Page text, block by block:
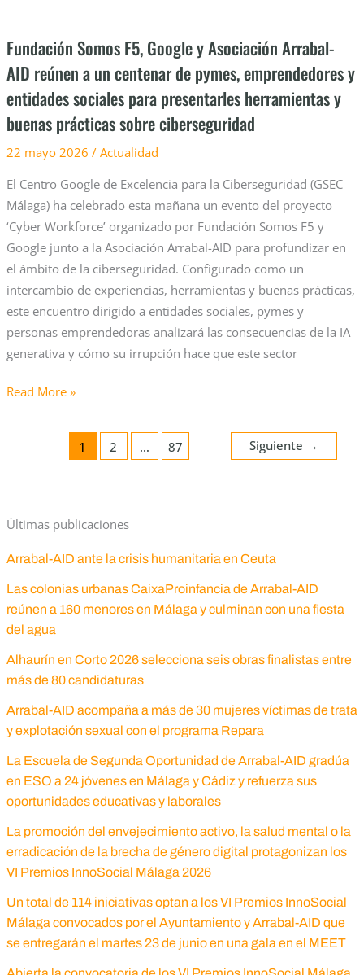
Fundación Somos F5, Google y Asociación Arrabal-
AID reúnen a un centenar de pymes, emprendedores y
entidades sociales para presentarles herramientas y
buenas prácticas sobre ciberseguridad
22 mayo 2026 / Actualidad
El Centro Google de Excelencia para la Ciberseguridad (GSEC
Málaga) ha celebrado esta mañana un evento del proyecto
‘Cyber Workforce’ organizado por Fundación Somos F5 y
Google junto a la Asociación Arrabal-AID para profundizar en
el ámbito de la ciberseguridad. Configurado como un
intercambio de experiencias, herramientas y buenas prácticas,
este encuentro dirigido a entidades sociales, pymes y
personas emprendedoras analizará las consecuencias de la IA
generativa y cómo su irrupción hace que este sector
de
pymes,
emprendedores
y
entidades
sociales
para
presentarles
herramientas
y
buenas
prácticas
sobre
ciberseguridad
Read More »
1 2 … 87 Siguiente →
Últimas publicaciones
Arrabal-AID ante la crisis humanitaria en Ceuta
Las colonias urbanas CaixaProinfancia de Arrabal-AID
reúnen a 160 menores en Málaga y culminan con una fiesta
del agua
Alhaurín en Corto 2026 selecciona seis obras finalistas entre
más de 80 candidaturas
Arrabal-AID acompaña a más de 30 mujeres víctimas de trata
y explotación sexual con el programa Repara
La Escuela de Segunda Oportunidad de Arrabal-AID gradúa
en ESO a 24 jóvenes en Málaga y Cádiz y refuerza sus
oportunidades educativas y laborales
La promoción del envejecimiento activo, la salud mental o la
erradicación de la brecha de género digital protagonizan los
VI Premios InnoSocial Málaga 2026
Un total de 114 iniciativas optan a los VI Premios InnoSocial
Málaga convocados por el Ayuntamiento y Arrabal-AID que
se entregarán el martes 23 de junio en una gala en el MEET